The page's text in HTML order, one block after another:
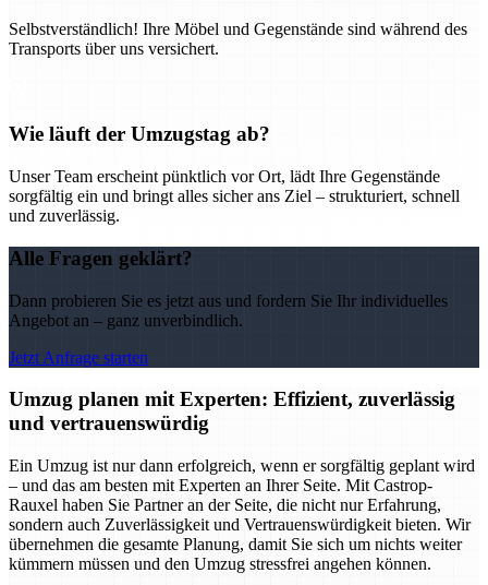
Selbstverständlich! Ihre Möbel und Gegenstände sind während des
Transports über uns versichert.
Wie läuft der Umzugstag ab?
Unser Team erscheint pünktlich vor Ort, lädt Ihre Gegenstände
sorgfältig ein und bringt alles sicher ans Ziel – strukturiert, schnell
und zuverlässig.
Alle Fragen geklärt?
Dann probieren Sie es jetzt aus und fordern Sie Ihr individuelles
Angebot an – ganz unverbindlich.
Jetzt Anfrage starten
Umzug planen mit Experten: Effizient, zuverlässig
und vertrauenswürdig
Ein Umzug ist nur dann erfolgreich, wenn er sorgfältig geplant wird
– und das am besten mit Experten an Ihrer Seite. Mit Castrop-
Rauxel haben Sie Partner an der Seite, die nicht nur Erfahrung,
sondern auch Zuverlässigkeit und Vertrauenswürdigkeit bieten. Wir
übernehmen die gesamte Planung, damit Sie sich um nichts weiter
kümmern müssen und den Umzug stressfrei angehen können.